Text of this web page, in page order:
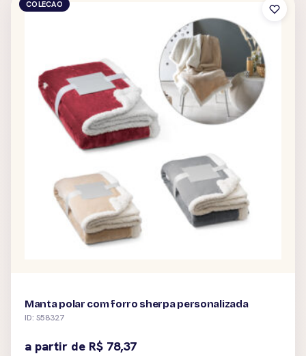
COLECAO
Manta polar com forro sherpa personalizada
ID: S58327
a partir de R$ 78,37